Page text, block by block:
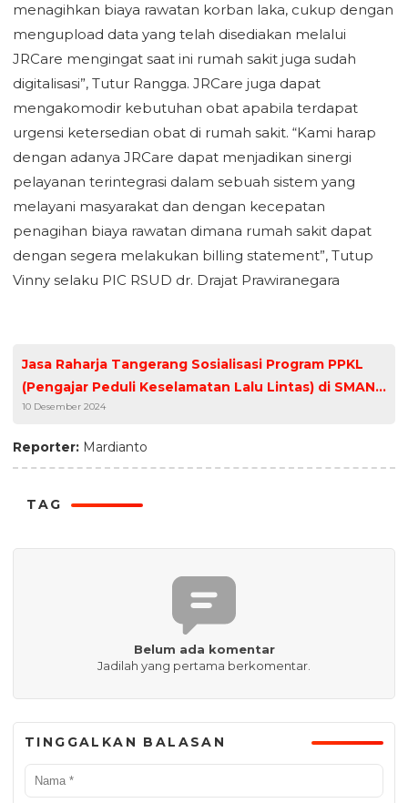
menagihkan biaya rawatan korban laka, cukup dengan
mengupload data yang telah disediakan melalui
JRCare mengingat saat ini rumah sakit juga sudah
digitalisasi”, Tutur Rangga. JRCare juga dapat
mengakomodir kebutuhan obat apabila terdapat
urgensi ketersedian obat di rumah sakit. “Kami harap
dengan adanya JRCare dapat menjadikan sinergi
pelayanan terintegrasi dalam sebuah sistem yang
melayani masyarakat dan dengan kecepatan
penagihan biaya rawatan dimana rumah sakit dapat
dengan segera melakukan billing statement”, Tutup
Vinny selaku PIC RSUD dr. Drajat Prawiranegara
Jasa Raharja Tangerang Sosialisasi Program PPKL
(Pengajar Peduli Keselamatan Lalu Lintas) di SMAN
8 Kota tangerang
10 Desember 2024
Reporter: Mardianto
TAG
Belum ada komentar
Jadilah yang pertama berkomentar.
TINGGALKAN BALASAN